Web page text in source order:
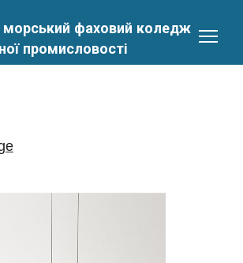
морський фаховий коледж
промисловості